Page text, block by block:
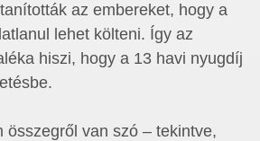
az embereket, hogy a
lehet költeni. Így az
hiszi, hogy a 13 havi nyugdíj
összegről van szó – tekintve,